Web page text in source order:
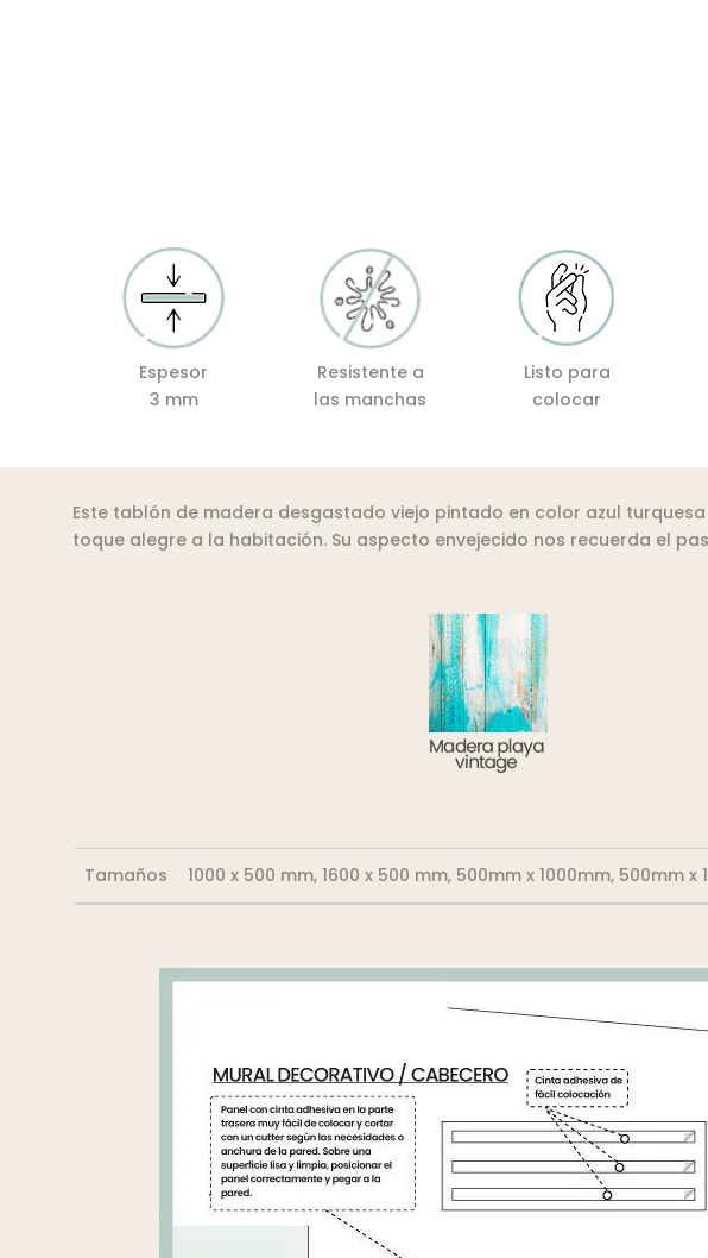
Espesor
3 mm
Resistente a
las manchas
Listo para
colocar
Este tablón de madera desgastado viejo pintado en color azul
toque alegre a la habitación. Su aspecto envejecido nos recuerda el
Tamaños 1000 x 500 mm, 1600 x 500 mm, 500mm x 1000mm, 500mm x